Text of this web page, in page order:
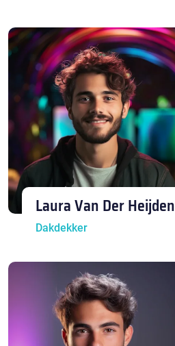
Laura Van Der Heijden
Dakdekker